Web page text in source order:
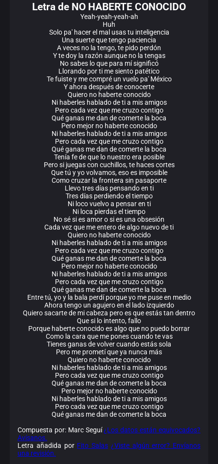
Letra de NO HABERTE CONOCIDO
Yeah-yeah-yeah-ah
Huh
Solo pa' hacer el mal usas tu inteligencia
Una suerte que tengo paciencia
A veces no la tengo, te pido perdón
Y te doy la razón aunque no la tengas
No sabes lo que para mí significó
Llorando por ti me siento patético
Te fuiste y me compré un vuelo pa' México
Y ahora después de conocerte
Quiero no haberte conocido
Ni haberles hablado de ti a mis amigos
Pero cada vez que me cruzo contigo
Qué ganas me dan de comerte la boca
Pero mejor no haberte conocido
Ni haberles hablado de ti a mis amigos
Pero cada vez que me cruzo contigo
Qué ganas me dan de comerte la boca
Tenía fe de que lo nuestro era posible
Pero si juegas con cuchillos, te haces cortes
Que tú y yo volvamos, eso es imposible
Como cruzar la frontera sin pasaporte
Llevo tres días pensando en ti
Tres días perdiendo el tiempo
Ni loco vuelvo a pensar en ti
Ni loca pierdas el tiempo
No sé si es amor o si es una obsesión
Cada vez que me entero de algo nuevo de ti
Quiero no haberte conocido
Ni haberles hablado de ti a mis amigos
Pero cada vez que me cruzo contigo
Qué ganas me dan de comerte la boca
Pero mejor no haberte conocido
Ni haberles hablado de ti a mis amigos
Pero cada vez que me cruzo contigo
Qué ganas me dan de comerte la boca
Entre tú, yo y la bala perdí porque yo me puse en medio
Ahora tengo un agujero en el lado izquierdo
Quiero sacarte de mi cabeza pero es que estás tan dentro
Que si lo intento, fallo
Porque haberte conocido es algo que no puedo borrar
Como la cara que me pones cuando te vas
Tienes ganas de volver cuando estás sola
Pero me prometí que ya nunca más
Quiero no haberte conocido
Ni haberles hablado de ti a mis amigos
Pero cada vez que me cruzo contigo
Qué ganas me dan de comerte la boca
Pero mejor no haberte conocido
Ni haberles hablado de ti a mis amigos
Pero cada vez que me cruzo contigo
Qué ganas me dan de comerte la boca
Compuesta por: Marc Seguí¿Los datos están equivocados?
Avísanos.
Letra añadida por Fito Salas ¿Viste algún error? Envíanos
una revisión.